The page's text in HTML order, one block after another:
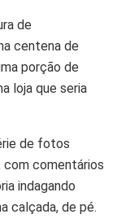
de
centena de
porção de
loja que seria
de fotos
com comentários
indagando
calçada, de pé.